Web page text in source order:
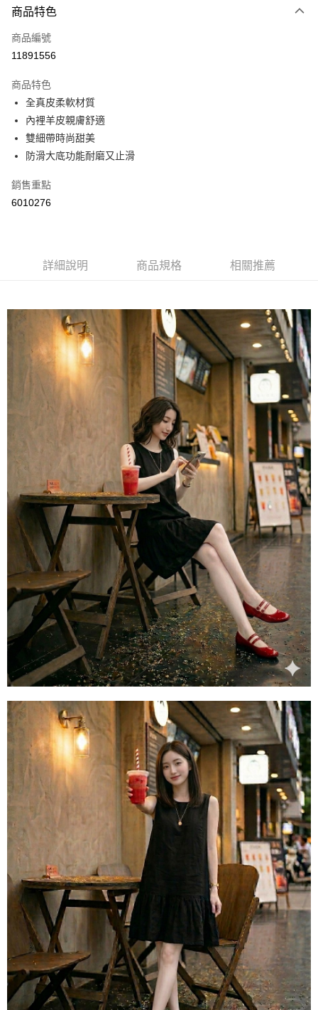
信用卡一次付款
超商取貨付款
Apple Pay
街口支付
悠遊付
Google Pay
AFTEE先享後付
便利好安心！
【「AFTEE先享後付」結帳流程】
１．於結帳方式選擇「AFTEE先享後付」後，將跳轉至「AFTEE先享後付」
結帳頁面，進行簡訊認證並確認金額後，即可完成結帳。
２．訂單成立數日內，您將收到繳費通知簡訊。
３．收到繳費通知簡訊後14天內，點擊此簡訊中的連結，可透過四大超商／
ATM／網路銀行／等多元方式進行付款，方視為交易完成。
※ 請注意：結帳手續完成當下不需立刻繳費，但若您需要取消訂單，請聯絡
購買商品的店家。未經商家同意取消之訂單仍視為有效，需透過AFTEE先享
後付繳納相關費用。
※ 交易是否成功請以「AFTEE先享後付 」之結帳頁面顯示為準，若有關於
是否繳費成功／繳費後需取消欲退款等相關疑問，請聯繫「AFTEE先享後付
客戶支援中心」
https://netprotections.freshdesk.com/support/home
【注意事項】
１．透過由恩沛科技股份有限公司提供之「AFTEE先享後付」服務完成之交
易，需依本服務之必要範圍內提供個人資料，並將交易相關給付款項請求債
權轉讓予恩沛科技股份有限公司。
２．關於個人資料處理事宜，請瀏覽以下網址：
https://aftee.tw/terms/#terms3
３．未成年的使用者請事先徵得法定代理人或監護人之同意方可使用
「AFTEE先享後付」，若未經同意申辦者引起之損失，本公司不負相關責
任。
４．使用「AFTEE先享後付」時，將依據個別帳號之用戶狀況，依本公司即
時審查核予不同之上限額度；若仍有額度不足之情形，本公司將視審查結果
請求用戶進行身份認證。
５．嚴禁一人註冊多個帳號或使用他人資訊註冊。若發現惡意使用之情形，
恩沛科技股份有限公司將有權停止該用戶之使用額度並採取法律行動。
每筆NT$60，滿NT$800(含以上)免運費
付款後全家取貨
每筆NT$60，滿NT$800(含以上)免運費
7-11取貨付款
每筆NT$60，滿NT$800(含以上)免運費
付款後7-11取貨
每筆NT$60，滿NT$800(含以上)免運費
宅配
每筆NT$60，滿NT$800(含以上)免運費
外島宅配
每筆NT$255
國際配送 查看運費
商品特色
商品編號
11891556
商品特色
全真皮柔軟材質
內裡羊皮親膚舒適
雙細帶時尚甜美
防滑大底功能耐磨又止滑
銷售重點
6010276
詳細說明 商品規格 相關推薦